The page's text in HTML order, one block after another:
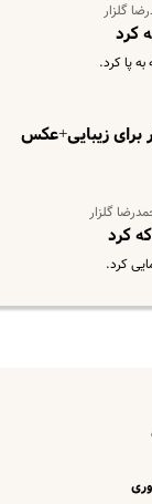
گلزار
کرد
پا کرد.
زیبایی+عکس
گلزار
کرد
کرد.